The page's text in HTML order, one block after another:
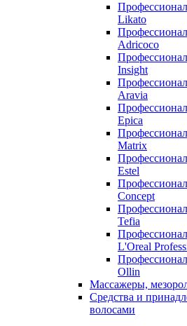
Likato
Adricoco
Insight
Aravia
Epica
Matrix
Estel
Concept
Tefia
L'Oreal
Ollin
Массажеры,
Средства и
волосами